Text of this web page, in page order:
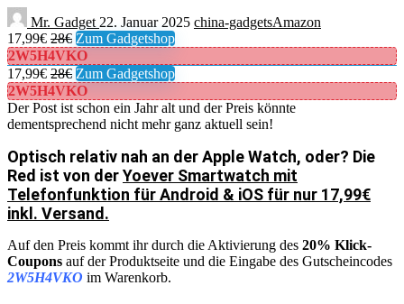
Mr. Gadget 22. Januar 2025 china-gadgetsAmazon
17,99€ 28€ Zum Gadgetshop
2W5H4VKO
17,99€ 28€ Zum Gadgetshop
2W5H4VKO
Der Post ist schon ein Jahr alt und der Preis könnte
dementsprechend nicht mehr ganz aktuell sein!
Optisch relativ nah an der Apple Watch, oder? Die
Red ist von derYoever Smartwatch mit
Telefonfunktion für Android & iOS für nur 17,99€
inkl. Versand.
Auf den Preis kommt ihr durch die Aktivierung des 20% Klick-
Coupons auf der Produktseite und die Eingabe des Gutscheincodes
2W5H4VKO im Warenkorb.